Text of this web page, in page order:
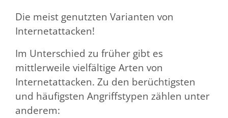
Die meist genutzten Varianten von
Internetattacken!
Im Unterschied zu früher gibt es
mittlerweile vielfältige Arten von
Internetattacken. Zu den berüchtigsten
und häufigsten Angriffstypen zählen unter
anderem: